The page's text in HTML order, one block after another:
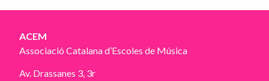
ACEM
Associació Catalana d’Escoles de Música
Av. Drassanes 3, 3r